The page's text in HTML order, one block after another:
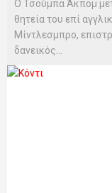
Ο Τσούμπα Άκπομ
θητεία του επί
Μίντλεσμπρο,
δανεικός...